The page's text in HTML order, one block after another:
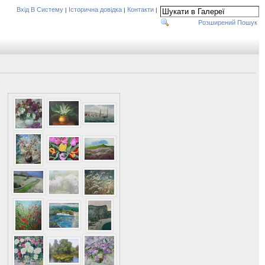
Вхід В Систему | Історична довідка | Контакти |
Розширений Пошук